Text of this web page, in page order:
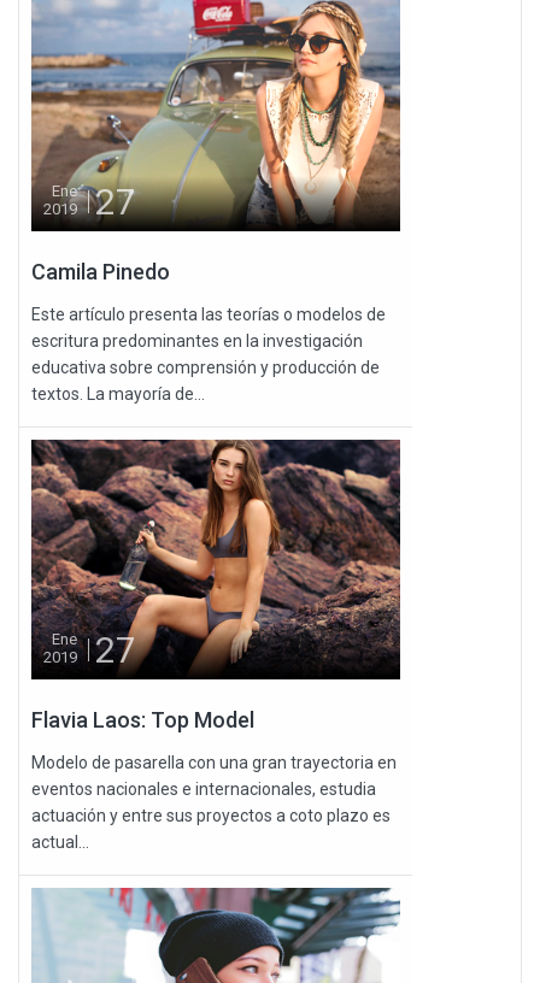
Ene
2019
27
Camila Pinedo
Este artículo presenta las teorías o modelos de
escritura predominantes en la investigación
educativa sobre comprensión y producción de
textos. La mayoría de...
Ene
2019
27
Flavia Laos: Top Model
Modelo de pasarella con una gran trayectoria en
eventos nacionales e internacionales, estudia
actuación y entre sus proyectos a coto plazo es
actual...